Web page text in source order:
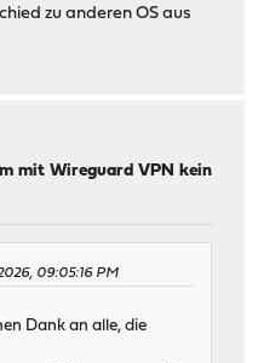
zu anderen OS aus
mit Wireguard VPN kein
09:05:16 PM
Dank an alle, die